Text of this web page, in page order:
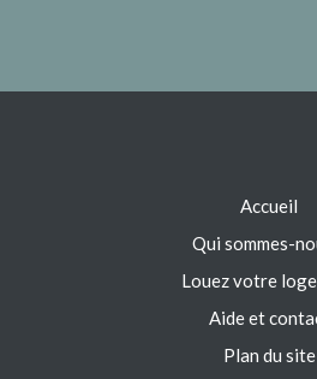
Accueil
Qui sommes-
Louez votre
Aide et
Plan du site